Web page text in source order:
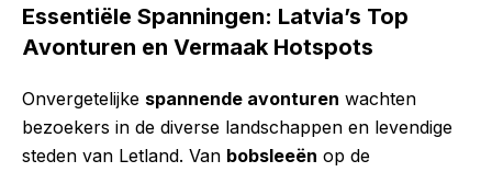
Essentiële Spanningen: Latvia’s Top
Avonturen en Vermaak Hotspots
Onvergetelijke spannende avonturen wachten
bezoekers in de diverse landschappen en levendige
steden van Letland. Van bobsleeën op de